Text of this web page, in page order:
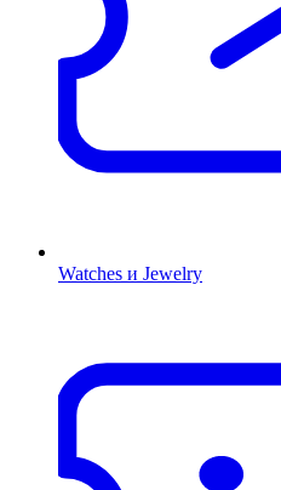
Watches и Jewelry